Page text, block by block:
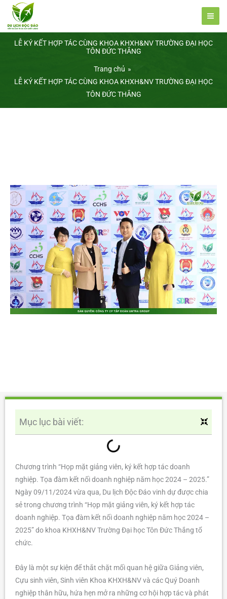
Nhảy
nội
dungLỄ KÝ KẾT HỢP TÁC CÙNG KHOA KHXH&NV TRƯỜNG ĐẠI HỌC
TÔN ĐỨC THẮNG
Trang chủ
LỄ KÝ KẾT HỢP TÁC CÙNG KHOA KHXH&NV TRƯỜNG ĐẠI HỌC
TÔN ĐỨC THẮNG
Mục lục bài viết:
Chương trình “Họp mặt giảng viên, ký kết hợp tác doanh
nghiệp. Tọa đàm kết nối doanh nghiệp năm học 2024 – 2025.”
Ngày 09/11/2024 vừa qua, Du lịch Độc Đáo vinh dự được chia
sẻ trong chương trình “Họp mặt giảng viên, ký kết hợp tác
doanh nghiệp. Tọa đàm kết nối doanh nghiệp năm học 2024 –
2025” do khoa KHXH&NV Trường Đại học Tôn Đức Thắng tổ
chức.
Đây là một sự kiện để thắt chặt mối quan hệ giữa Giảng viên,
Cựu sinh viên, Sinh viên Khoa KHXH&NV và các Quý Doanh
nghiệp thân hữu, hứa hẹn mở ra những cơ hội hợp tác và phát